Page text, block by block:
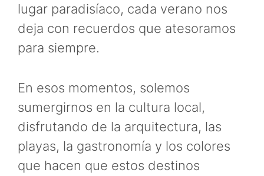
lugar paradisíaco, cada verano nos
deja con recuerdos que atesoramos
para siempre.
En esos momentos, solemos
sumergirnos en la cultura local,
disfrutando de la arquitectura, las
playas, la gastronomía y los colores
que hacen que estos destinos